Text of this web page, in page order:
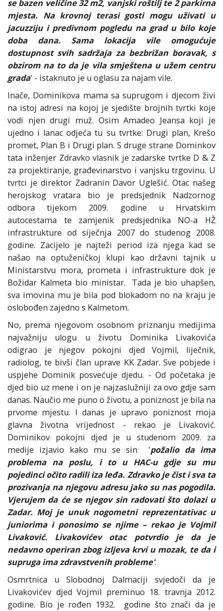
se bazen veličine 32 m2, vanjski roštilj te 2 parkirna
mjesta. Na krovnoj terasi gosti mogu uživati u
jacuzziju i predivnom pogledu na grad u bilo koje
doba dana. Sama lokacija vile omogućuje
dostupnost svih sadržaja za bezbrižan boravak, s
obzirom na to da je vila smještena u užem centru
grada' - istaknuto je u oglasu za najam vile.
Inače, Dominikova mama sa suprugom i djecom živi
na istoj adresi na kojoj je sjedište brojnih tvrtki koje
vodi njen drugi muž. Osim Amadeo Jeansa koji je
ujedno i lanac odjeća tu su tvrtke: Drugi plan, Krešo
promet, Plan B i Drugi plan. S druge strane Dominkov
tata inženjer Zdravko vlasnik je zadarske tvrtke D & Z
za projektiranje, građevinarstvo i vanjsku trgovinu. U
tvrtci je direktor Zadranin Davor Uglešić. Otac našeg
herojskog vratara bio je predsjednik Nadzornog
odbora tijekom 2009. godine u Hrvatskim
autocestama te zamjenik predsjednika NO-a HŽ
infrastrukture od siječnja 2007 do studenog 2008.
godine. Zacijelo je najteži period iza njega kad se
našao na optuženičkoj klupi kao državni tajnik u
Ministarstvu mora, prometa i infrastrukture dok je
Božidar Kalmeta bio ministar. Tada je bio uhapšen,
sva imovina mu je bila pod blokadom no na kraju je
oslobođen zajedno s Kalmetom.
No, prema njegovom osobnom priznanju medijima
najvažniju ulogu u životu Dominika Livakovića
odigrao je njegov pokojni djed Vojmil, liječnik,
radiolog, te bivši član uprave KK Zadar. Sve pobjede i
uspjehe Dominik posvećuje djedu. - Od početaka je
djed bio uz mene i on je najzaslužniji za ovo gdje sam
danas. Naučio me puno o životu, a poniznost je bila na
prvome mjestu. I danas je upravo poniznost moja
glavna životna vrijednost - rekao je Livaković.
Dominikov pokojni djed je u studenom 2009. za
medije izjavio kako mu se sin 'požalio da ima
problema na poslu, i to u HAC-u gdje su mu
pojedinci očito radili iza leđa. Zdravko je čist i sva ta
prozivanja na njegovu adresu jako su nas pogodila.
Vjerujem da će se njegov sin radovati što dolazi u
Zadar. Moj je unuk nogometni reprezentativac u
juniorima i ponosimo se njime – rekao je Vojmil
Livaković. Livakovićev otac potvrdio je da je
nedavno operiran zbog izljeva krvi u mozak, te da i
supruga ima zdravstvenih probleme'.
Osmrtnica u Slobodnoj Dalmaciji svjedoči da je
Livakovićev djed Vojmil preminuo 18. travnja 2012.
godine. Bio je rođen 1932. godine što znači da je